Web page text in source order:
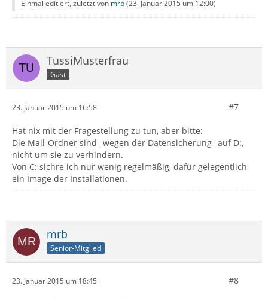
Einmal editiert, zuletzt von mrb(23. Januar 2015 um 12:00)
TussiMusterfrau
Gast
23. Januar 2015 um 16:58 #7
Hat nix mit der Fragestellung zu tun, aber bitte:
Die Mail-Ordner sind _wegen der Datensicherung_ auf D:,
nicht um sie zu verhindern.
Von C: sichre ich nur wenig regelmäßig, dafür gelegentlich
ein Image der Installationen.
mrb
Senior-Mitglied
23. Januar 2015 um 18:45 #8